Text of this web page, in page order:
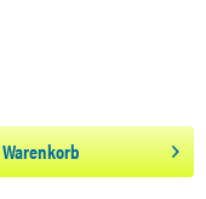
Warenkorb